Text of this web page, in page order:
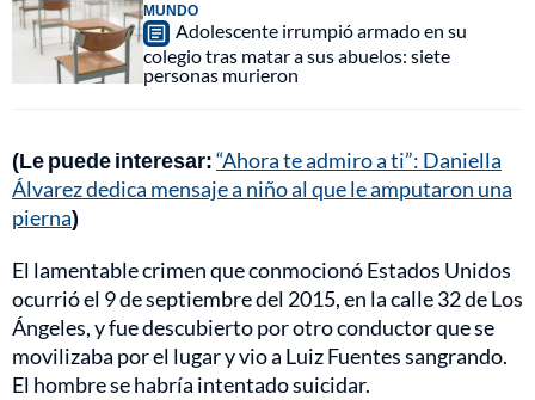
MUNDO
Adolescente irrumpió armado en su
colegio tras matar a sus abuelos: siete
personas murieron
(Le puede interesar:“Ahora te admiro a ti”: Daniella
Álvarez dedica mensaje a niño al que le amputaron una
pierna)
El lamentable crimen que conmocionó Estados Unidos
ocurrió el 9 de septiembre del 2015, en la calle 32 de Los
Ángeles, y fue descubierto por otro conductor que se
movilizaba por el lugar y vio a Luiz Fuentes sangrando.
El hombre se habría intentado suicidar.